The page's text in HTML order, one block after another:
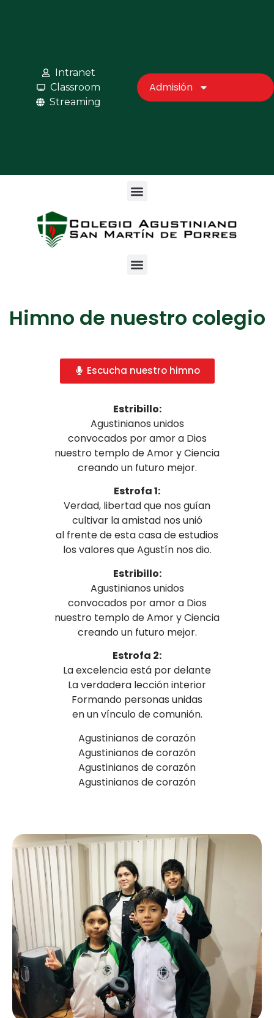
Intranet
Classroom
Streaming
Admisión
Himno de nuestro colegio
Escucha nuestro himno
Estribillo:
Agustinianos unidos
convocados por amor a Dios
nuestro templo de Amor y Ciencia
creando un futuro mejor.
Estrofa 1:
Verdad, libertad que nos guían
cultivar la amistad nos unió
al frente de esta casa de estudios
los valores que Agustín nos dio.
Estribillo:
Agustinianos unidos
convocados por amor a Dios
nuestro templo de Amor y Ciencia
creando un futuro mejor.
Estrofa 2:
La excelencia está por delante
La verdadera lección interior
Formando personas unidas
en un vínculo de comunión.
Agustinianos de corazón
Agustinianos de corazón
Agustinianos de corazón
Agustinianos de corazón